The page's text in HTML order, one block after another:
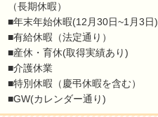
（長期休暇）
■年末年始休暇(12月30日~1月3日)
■有給休暇（法定通り）
■産休・育休(取得実績あり)
■介護休業
■特別休暇（慶弔休暇を含む）
■GW(カレンダー通り)